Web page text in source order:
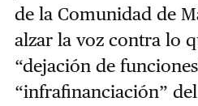
de la Comunidad de
alzar la voz contra lo
“dejación de
“infrafinanciación”